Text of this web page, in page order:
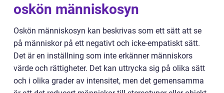
oskön människosyn
Oskön människosyn kan beskrivas som ett sätt att se
på människor på ett negativt och icke-empatiskt sätt.
Det är en inställning som inte erkänner människors
värde och rättigheter. Det kan uttrycka sig på olika sätt
och i olika grader av intensitet, men det gemensamma